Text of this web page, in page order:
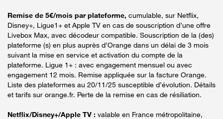
Remise de 5€/mois par plateforme, cumulable, sur Netflix,
Disney+, Ligue1+ et Apple TV en cas de souscription d’une offre
Livebox Max, avec décodeur compatible. Souscription de la (des)
plateforme (s) en plus auprès d’Orange dans un délai de 3 mois
suivant la mise en service et activation du compte de la
plateforme. Ligue 1+ : avec engagement mensuel ou avec
engagement 12 mois. Remise appliquée sur la facture Orange.
Liste des plateformes au 20/11/25 susceptible d’évolution. Détails
et tarifs sur orange.fr. Perte de la remise en cas de résiliation.
Netflix/Disney+/Apple TV : valable en France métropolitaine,